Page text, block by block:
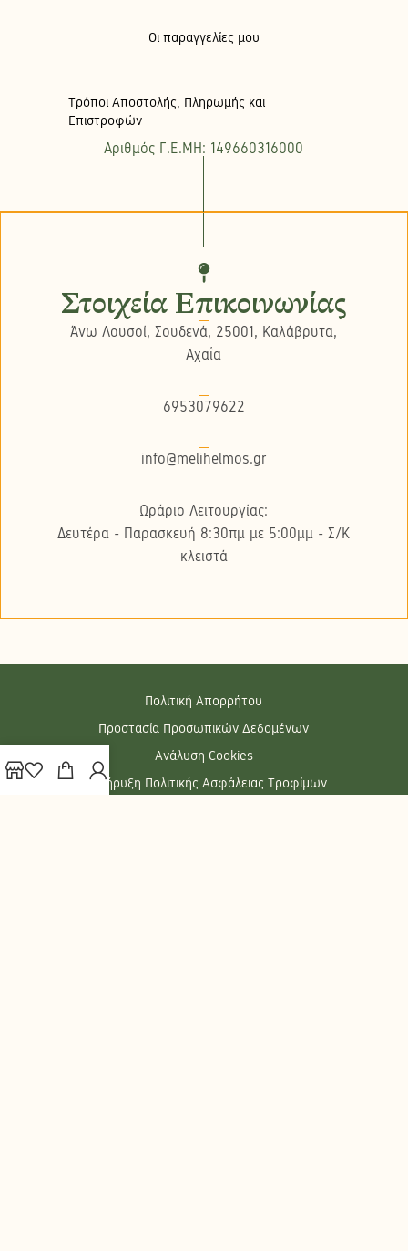
Οι παραγγελίες μου
Τρόποι Αποστολής, Πληρωμής και
Επιστροφών
Αριθμός Γ.Ε.ΜΗ: 149660316000
Στοιχεία Επικοινωνίας
Άνω Λουσοί, Σουδενά, 25001, Καλάβρυτα,
Αχαΐα
6953079622
info@melihelmos.gr
Ωράριο Λειτουργίας:
Δευτέρα - Παρασκευή 8:30πμ με 5:00μμ - Σ/K
κλειστά
Πολιτική Απορρήτου
Προστασία Προσωπικών Δεδομένων
Ανάλυση Cookies
Διακήρυξη Πολιτικής Ασφάλειας Τροφίμων